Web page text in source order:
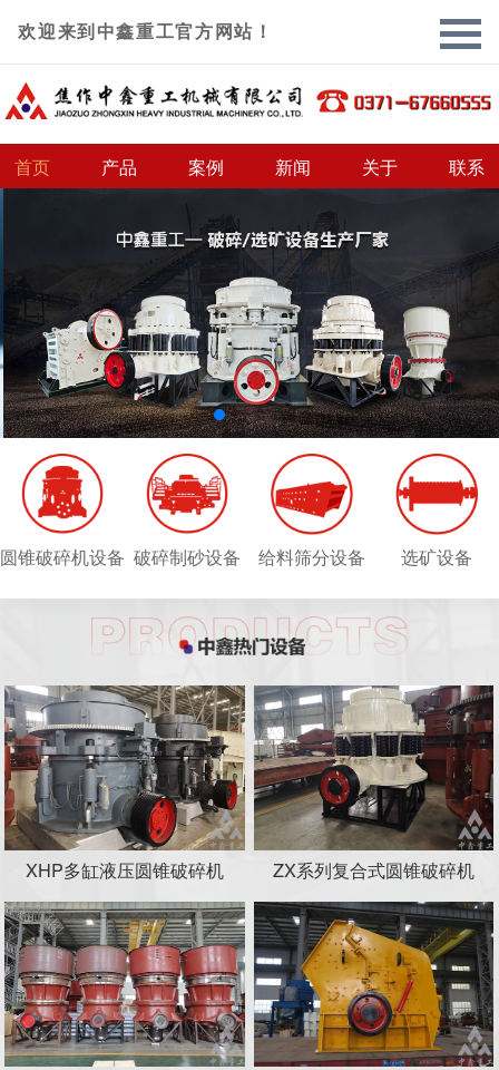
欢迎来到中鑫重工官方网站！
首页 产品 案例 新闻 关于 联系
圆锥破碎机设备 破碎制砂设备 给料筛分设备 选矿设备
XHP多缸液压圆锥破碎机 ZX系列复合式圆锥破碎机